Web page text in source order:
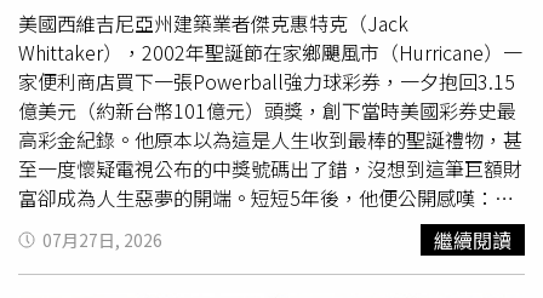
美國西維吉尼亞州建築業者傑克惠特克（Jack
Whittaker），2002年聖誕節在家鄉颶風市（Hurricane）一
家便利商店買下一張Powerball強力球彩券，一夕抱回3.15
億美元（約新台幣101億元）頭獎，創下當時美國彩券史最
高彩金紀錄。他原本以為這是人生收到最棒的聖誕禮物，甚
至一度懷疑電視公布的中獎號碼出了錯，沒想到這筆巨額財
富卻成為人生惡夢的開端。短短5年後，他便公開感嘆：
「我真希望當初把那張彩券撕掉。」最終更在接連失去親
人、婚姻、事業與財富後，於2020年因長期患病自然辭
07月27日, 2026 繼續閱讀